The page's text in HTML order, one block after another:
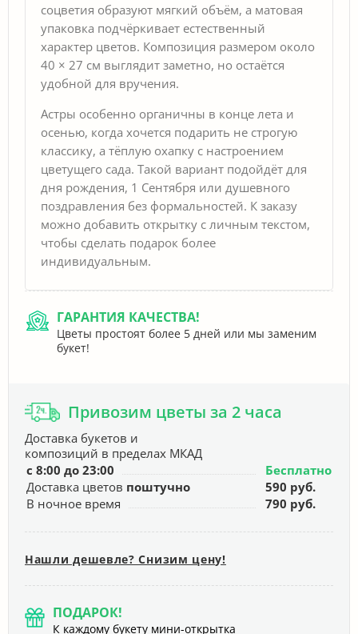
соцветия образуют мягкий объём, а матовая
упаковка подчёркивает естественный
характер цветов. Композиция размером около
40 × 27 см выглядит заметно, но остаётся
удобной для вручения.
Астры особенно органичны в конце лета и
осенью, когда хочется подарить не строгую
классику, а тёплую охапку с настроением
цветущего сада. Такой вариант подойдёт для
дня рождения, 1 Сентября или душевного
поздравления без формальностей. К заказу
можно добавить открытку с личным текстом,
чтобы сделать подарок более
индивидуальным.
ГАРАНТИЯ КАЧЕСТВА!
Цветы простоят более 5 дней или мы заменим
букет!
Привозим цветы за 2 часа
Доставка букетов и
композиций в пределах МКАД
с 8:00 до 23:00
Бесплатно
Доставка цветов поштучно
590 руб.
В ночное время
790 руб.
Нашли дешевле? Снизим цену!
ПОДАРОК!
К каждому букету мини-открытка